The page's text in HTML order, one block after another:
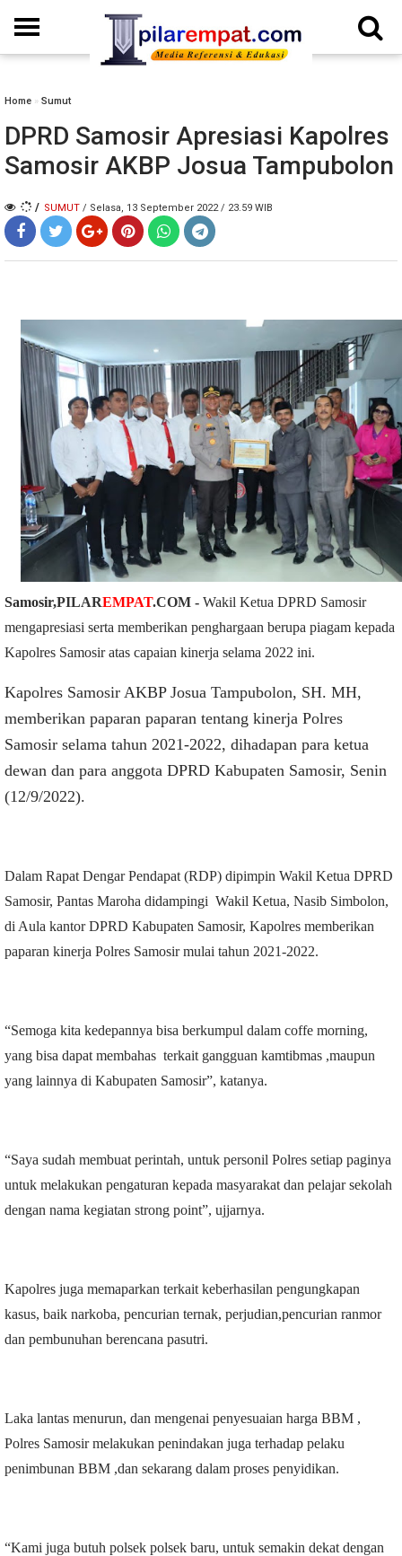
Home » Sumut
DPRD Samosir Apresiasi Kapolres
Samosir AKBP Josua Tampubolon
/ SUMUT / Selasa, 13 September 2022 / 23.59 WIB
Samosir,PILAREMPAT.COM - Wakil Ketua DPRD Samosir
mengapresiasi serta memberikan penghargaan berupa piagam kepada
Kapolres Samosir atas capaian kinerja selama 2022 ini.
Kapolres Samosir AKBP Josua Tampubolon, SH. MH,
memberikan paparan paparan tentang kinerja Polres
Samosir selama tahun 2021-2022, dihadapan para ketua
dewan dan para anggota DPRD Kabupaten Samosir, Senin
(12/9/2022).
Dalam Rapat Dengar Pendapat (RDP) dipimpin Wakil Ketua DPRD
Samosir, Pantas Maroha didampingi Wakil Ketua, Nasib Simbolon,
di Aula kantor DPRD Kabupaten Samosir, Kapolres memberikan
paparan kinerja Polres Samosir mulai tahun 2021-2022.
“Semoga kita kedepannya bisa berkumpul dalam coffe morning,
yang bisa dapat membahas terkait gangguan kamtibmas ,maupun
yang lainnya di Kabupaten Samosir”, katanya.
“Saya sudah membuat perintah, untuk personil Polres setiap paginya
untuk melakukan pengaturan kepada masyarakat dan pelajar sekolah
dengan nama kegiatan strong point”, ujjarnya.
Kapolres juga memaparkan terkait keberhasilan pengungkapan
kasus, baik narkoba, pencurian ternak, perjudian,pencurian ranmor
dan pembunuhan berencana pasutri.
Laka lantas menurun, dan mengenai penyesuaian harga BBM ,
Polres Samosir melakukan penindakan juga terhadap pelaku
penimbunan BBM ,dan sekarang dalam proses penyidikan.
“Kami juga butuh polsek polsek baru, untuk semakin dekat dengan